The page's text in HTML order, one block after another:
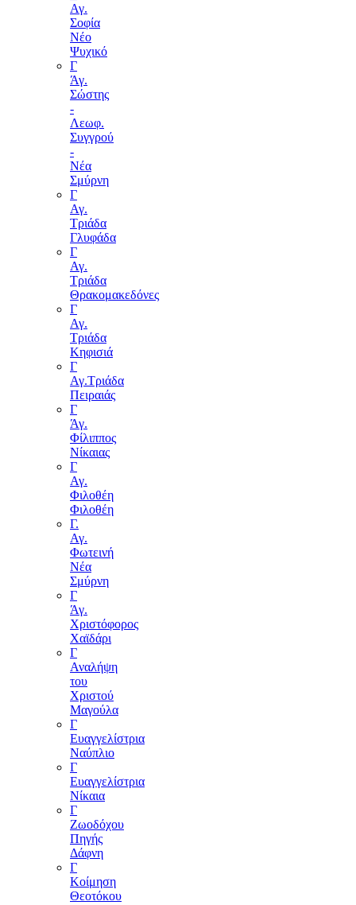
Αγ.
Σοφία
Νέο
Ψυχικό
Γ
Άγ.
Σώστης
-
Λεωφ.
Συγγρού
-
Νέα
Σμύρνη
Γ
Αγ.
Τριάδα
Γλυφάδα
Γ
Αγ.
Τριάδα
Θρακομακεδόνες
Γ
Αγ.
Τριάδα
Κηφισιά
Γ
Αγ.Τριάδα
Πειραιάς
Γ
Άγ.
Φίλιππος
Νίκαιας
Γ
Αγ.
Φιλοθέη
Φιλοθέη
Γ.
Αγ.
Φωτεινή
Νέα
Σμύρνη
Γ
Άγ.
Χριστόφορος
Χαϊδάρι
Γ
Αναλήψη
του
Χριστού
Μαγούλα
Γ
Ευαγγελίστρια
Ναύπλιο
Γ
Ευαγγελίστρια
Νίκαια
Γ
Ζωοδόχου
Πηγής
Δάφνη
Γ
Κοίμηση
Θεοτόκου